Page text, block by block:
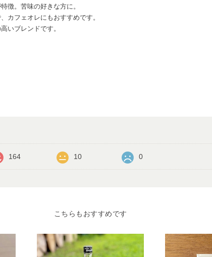
徴。苦味の好きな方に。
カフェオレにもおすすめです。
いブレンドです。
164 10 0
こちらもおすすめです